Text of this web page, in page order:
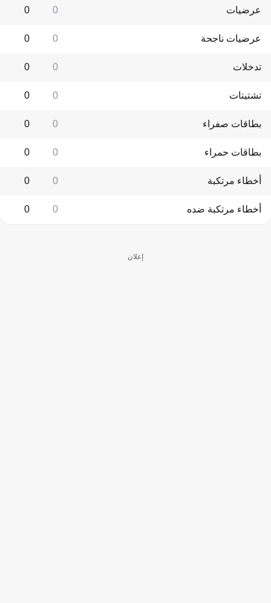
عرضيات 0
0
عرضيات ناجحة 0
0
تدخلات 0
0
تشتيتات 0
0
بطاقات صفراء 0
0
بطاقات حمراء 0
0
أخطاء مرتكبة 0
0
أخطاء مرتكبة ضده 0
0
إعلان